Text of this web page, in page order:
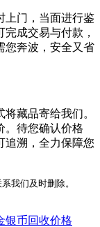
上门，当面进行鉴
成交易与付款，
您奔波，安全又省
藏品寄给我们。
。待您确认价格
追溯，全力保障您
我们及时删除。
银币回收价格